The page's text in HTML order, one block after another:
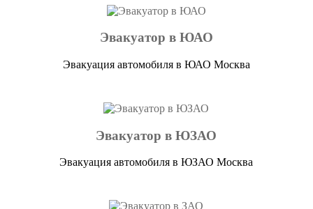
Эвакуатор в ЮАО
Эвакуация автомобиля в ЮАО Москва
Эвакуатор в ЮЗАО
Эвакуация автомобиля в ЮЗАО Москва